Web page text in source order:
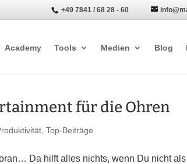
+49 7841 / 68 28 - 60
Academy Tools Medien Blog
für die Ohren
,Top-Beiträge
Da hilft alles nichts, wenn Du nicht